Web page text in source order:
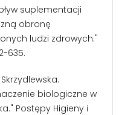
suplementacji
obronę
ludzi zdrowych."
635.
biologiczne w
Postępy Higieny i